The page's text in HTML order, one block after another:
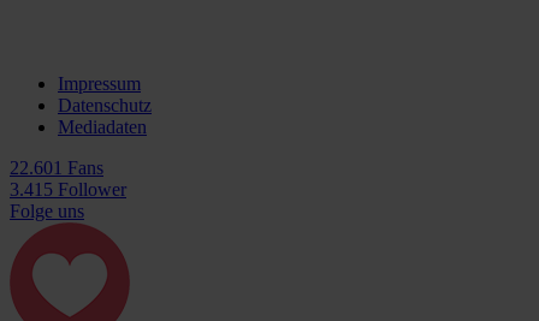
Impressum
Datenschutz
Mediadaten
22.601 Fans
3.415 Follower
Folge uns